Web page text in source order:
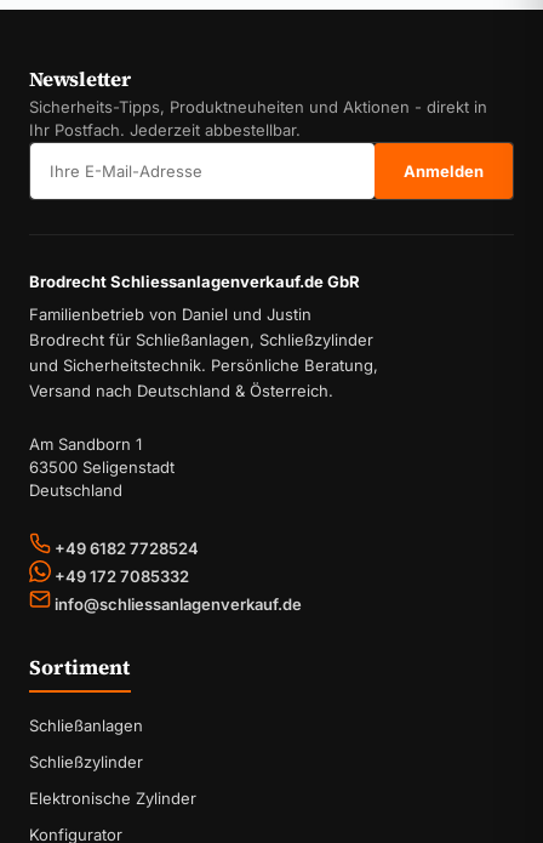
Newsletter
Sicherheits-Tipps, Produktneuheiten und Aktionen - direkt in
Ihr Postfach. Jederzeit abbestellbar.
Anmelden
Brodrecht Schliessanlagenverkauf.de GbR
Familienbetrieb von Daniel und Justin
Brodrecht für Schließanlagen, Schließzylinder
und Sicherheitstechnik. Persönliche Beratung,
Versand nach Deutschland & Österreich.
Am Sandborn 1
63500 Seligenstadt
Deutschland
+49 6182 7728524
+49 172 7085332
info@schliessanlagenverkauf.de
Sortiment
Schließanlagen
Schließzylinder
Elektronische Zylinder
Konfigurator